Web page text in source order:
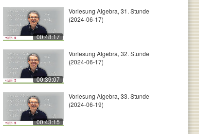
00:48:17
Vorlesung Algebra, 31. Stunde
(2024-06-17)
00:39:07
Vorlesung Algebra, 32. Stunde
(2024-06-17)
00:43:15
Vorlesung Algebra, 33. Stunde
(2024-06-19)